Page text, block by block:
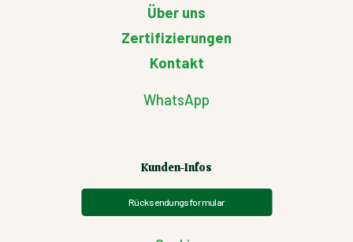
Über uns
Zertifizierungen
Kontakt
WhatsApp
Kunden-Infos
Rücksendungsformular